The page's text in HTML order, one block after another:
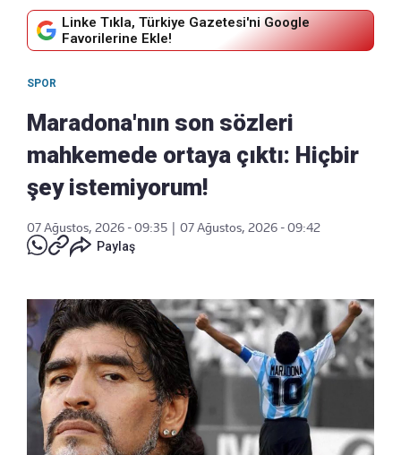
Linke Tıkla, Türkiye Gazetesi'ni Google
Favorilerine Ekle!
SPOR
Maradona'nın son sözleri
mahkemede ortaya çıktı: Hiçbir
şey istemiyorum!
07 Ağustos, 2026 - 09:35
07 Ağustos, 2026 - 09:42
Paylaş